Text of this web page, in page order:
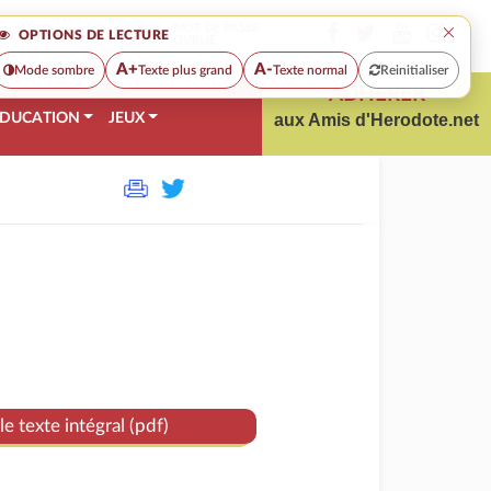
OPTIONS DE LECTURE ×
Mode sombre A+Texte plus grand A-Texte normal Reinitialiser
JEUX
ADHÉRER
aux Amis d'Herodote.net
texte intégral (pdf)